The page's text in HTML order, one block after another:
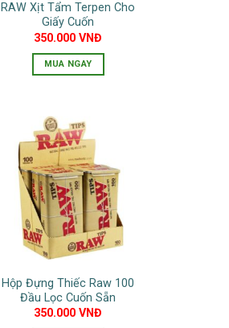
RAW Xịt Tẩm Terpen Cho
Giấy Cuốn
350.000VNĐ
MUA NGAY
Hộp Đựng Thiếc Raw 100
Đầu Lọc Cuốn Sẵn
350.000VNĐ